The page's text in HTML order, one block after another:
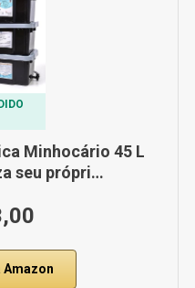
Minhocário 45 L
seu própri…
Amazon